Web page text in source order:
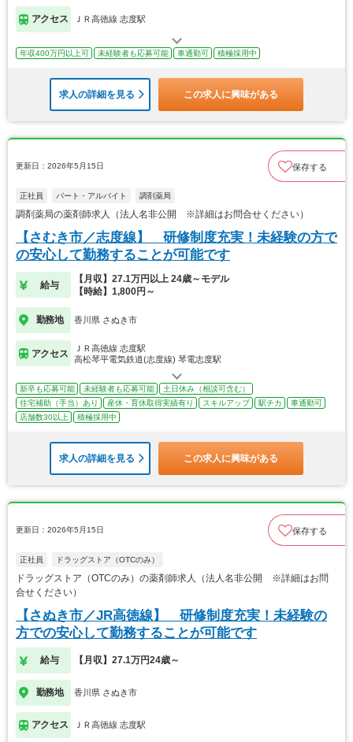
アクセス ＪＲ高徳線 志度駅
年収400万円以上可 未経験者も応募可能 車通勤可 積極採用中
求人の詳細を見る この求人に興味がある
更新日：2026年5月15日 保存する
正社員 パート・アルバイト 調剤薬局
調剤薬局の薬剤師求人（法人名非公開 ※詳細はお問合せください）
【さむき市／志度線】 研修制度充実！未経験の方で
の安心して勤務することが可能です
給与
【月収】27.1万円以上 24歳～モデル
【時給】1,800円～
勤務地 香川県 さぬき市
アクセス
ＪＲ高徳線 志度駅
高松琴平電気鉄道(志度線) 琴電志度駅
新卒も応募可能 未経験者も応募可能
土日休み（相談可含む）
住宅補助（手当）あり
産休・育休取得実績有り スキルアップ 駅チカ
車通勤可
店舗数30以上
積極採用中
求人の詳細を見る この求人に興味がある
更新日：2026年5月15日 保存する
正社員 ドラッグストア（OTCのみ）
ドラッグストア（OTCのみ）の薬剤師求人（法人名非公開 ※詳細はお問
合せください）
【さぬき市／JR高徳線】 研修制度充実！未経験の
方での安心して勤務することが可能です
給与 【月収】27.1万円24歳～
勤務地 香川県 さぬき市
アクセス ＪＲ高徳線 志度駅